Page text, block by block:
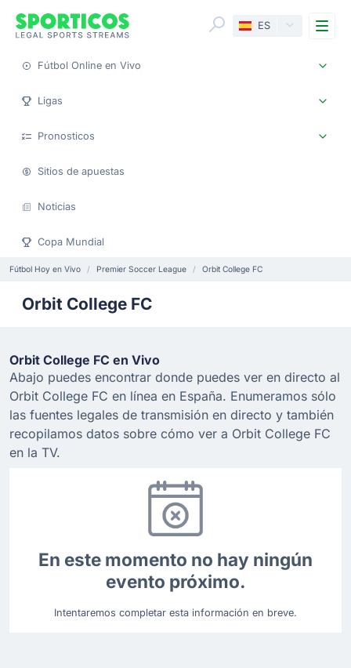
ES
Fútbol Online en Vivo
Ligas
Pronosticos
Sitios de apuestas
Noticias
Copa Mundial
Fútbol Hoy en Vivo Premier Soccer League Orbit College FC
Orbit College FC
Orbit College FC en Vivo
Abajo puedes encontrar donde puedes ver en directo al
Orbit College FC en línea en España. Enumeramos sólo
las fuentes legales de transmisión en directo y también
recopilamos datos sobre cómo ver a Orbit College FC
en la TV.
En este momento no hay ningún
evento próximo.
Intentaremos completar esta información en breve.